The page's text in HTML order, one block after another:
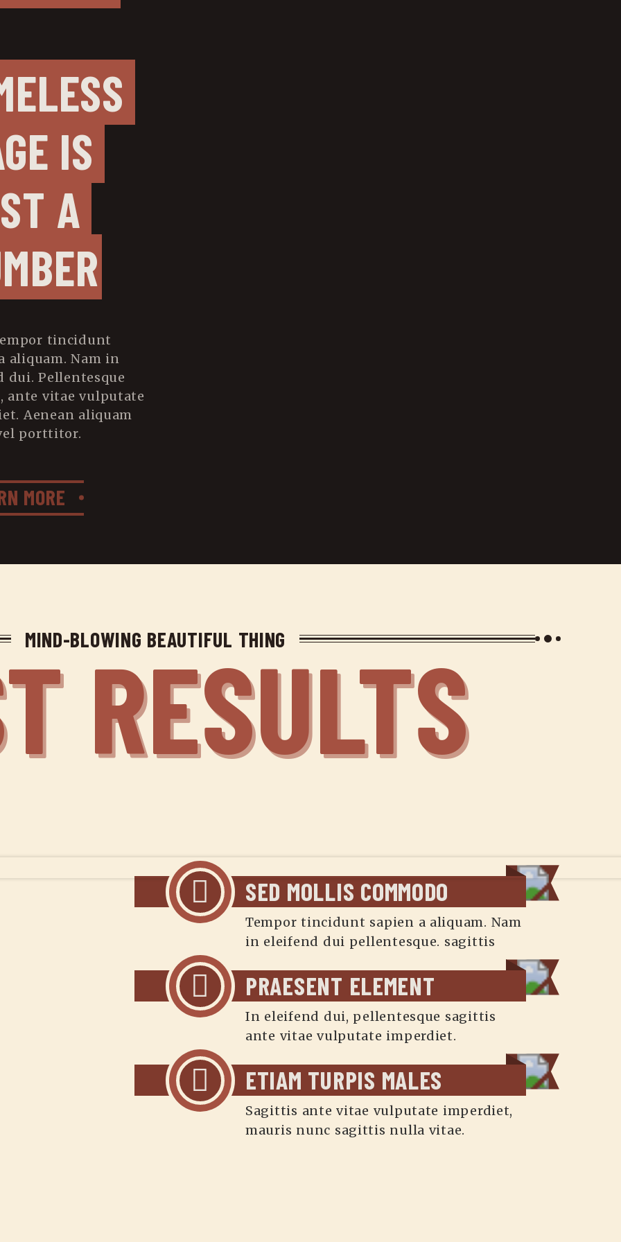
IS
A
tincidunt
aliquam. Nam in
dui. Pellentesque
ante vitae vulputate
Aenean aliquam
porttitor.
MORE
MIND-BLOWING BEAUTIFUL THING
RESULTS
SED MOLLIS COMMODO
Tempor tincidunt sapien a aliquam. Nam
in eleifend dui pellentesque. sagittis
PRAESENT ELEMENT
In eleifend dui, pellentesque sagittis
ante vitae vulputate imperdiet.
ETIAM TURPIS MALES
Sagittis ante vitae vulputate imperdiet,
mauris nunc sagittis nulla vitae.